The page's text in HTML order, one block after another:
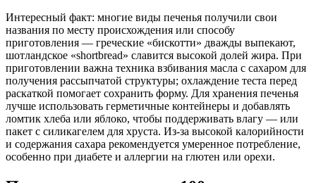
Интересный факт: многие виды печенья получили свои
названия по месту происхождения или способу
приготовления — греческие «бискотти» дважды выпекают,
шотландское «shortbread» славится высокой долей жира. При
приготовлении важна техника взбивания масла с сахаром для
получения рассыпчатой структуры; охлаждение теста перед
раскаткой помогает сохранить форму. Для хранения печенья
лучше использовать герметичные контейнеры и добавлять
ломтик хлеба или яблоко, чтобы поддерживать влагу — или
пакет с силикагелем для хруста. Из-за высокой калорийности
и содержания сахара рекомендуется умеренное потребление,
особенно при диабете и аллергии на глютен или орехи.